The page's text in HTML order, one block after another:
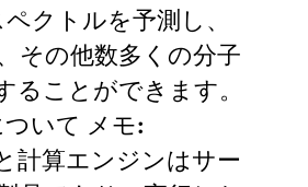
クトルを予測し、
その他数多くの分子
ることができます。
いて メモ:
計算エンジンはサー